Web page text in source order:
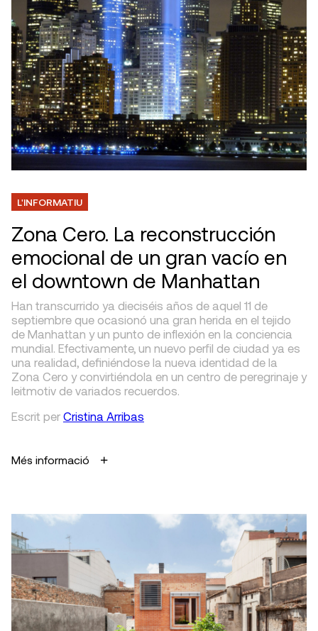
L'INFORMATIU
Zona Cero. La reconstrucción
emocional de un gran vacío en
el downtown de Manhattan
Han transcurrido ya dieciséis años de aquel 11 de
septiembre que ocasionó una gran herida en el tejido
de Manhattan y un punto de inflexión en la conciencia
mundial. Efectivamente, un nuevo perfil de ciudad ya es
una realidad, definiéndose la nueva identidad de la
Zona Cero y convirtiéndola en un centro de peregrinaje y
leitmotiv de variados recuerdos.
Escrit per Cristina Arribas
Més informació